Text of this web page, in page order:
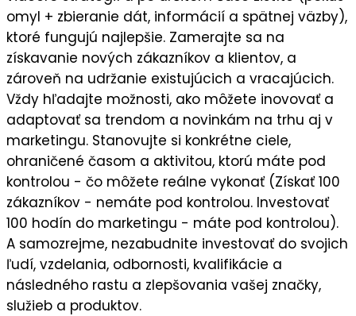
omyl + zbieranie dát, informácií a spätnej väzby),
ktoré fungujú najlepšie. Zamerajte sa na
získavanie nových zákazníkov a klientov, a
zároveň na udržanie existujúcich a vracajúcich.
Vždy hľadajte možnosti, ako môžete inovovať a
adaptovať sa trendom a novinkám na trhu aj v
marketingu. Stanovujte si konkrétne ciele,
ohraničené časom a aktivitou, ktorú máte pod
kontrolou - čo môžete reálne vykonať (Získať 100
zákazníkov - nemáte pod kontrolou. Investovať
100 hodín do marketingu - máte pod kontrolou).
A samozrejme, nezabudnite investovať do svojich
ľudí, vzdelania, odbornosti, kvalifikácie a
následného rastu a zlepšovania vašej značky,
služieb a produktov.